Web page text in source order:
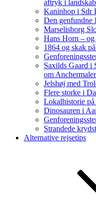
aftryk i
Kaninhop i Sdr
Den genfundne
Marselisborg
Hans Horn –
1864 og skak
Saxilds Gaard i
om
Jelshøj med
Flere storke i
Lokalhistorie
Dinosauren i
Strandede
Alternative rejsetips